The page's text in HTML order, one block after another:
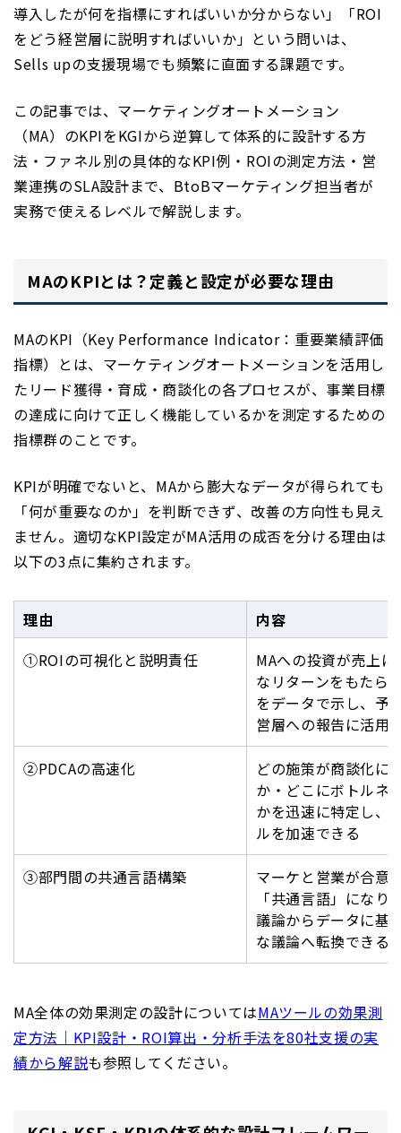
導入したが何を指標にすればいいか分からない」「ROI
をどう経営層に説明すればいいか」という問いは、
Sells upの支援現場でも頻繁に直面する課題です。
この記事では、マーケティングオートメーション
（MA）のKPIをKGIから逆算して体系的に設計する方
法・ファネル別の具体的なKPI例・ROIの測定方法・営
業連携のSLA設計まで、BtoBマーケティング担当者が
実務で使えるレベルで解説します。
MAのKPIとは？定義と設定が必要な理由
MAのKPI（Key Performance Indicator：重要業績評価
指標）とは、マーケティングオートメーションを活用し
たリード獲得・育成・商談化の各プロセスが、事業目標
の達成に向けて正しく機能しているかを測定するための
指標群のことです。
KPIが明確でないと、MAから膨大なデータが得られても
「何が重要なのか」を判断できず、改善の方向性も見え
ません。適切なKPI設定がMA活用の成否を分ける理由は
以下の3点に集約されます。
理由
内容
①ROIの可視化と説明責任
MAへの投資が売上
なリターンをもたら
をデータで示し、予
営層への報告に活用
②PDCAの高速化
どの施策が商談化に
か・どこにボトルネ
かを迅速に特定し、
ルを加速できる
③部門間の共通言語構築
マーケと営業が合意
「共通言語」になり
議論からデータに基
な議論へ転換できる
MA全体の効果測定の設計についてはMAツールの効果測
定方法｜KPI設計・ROI算出・分析手法を80社支援の実
績から解説も参照してください。